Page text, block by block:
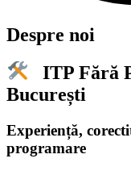
Despre noi
ITP Fără
București
Experiență,
programare